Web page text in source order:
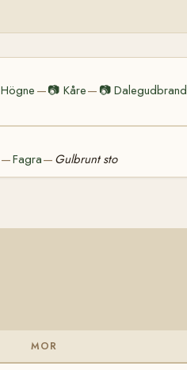
Högne —📷 Kåre— 📷Dalegudbrand
—Fagra— Gulbrunt sto
MOR